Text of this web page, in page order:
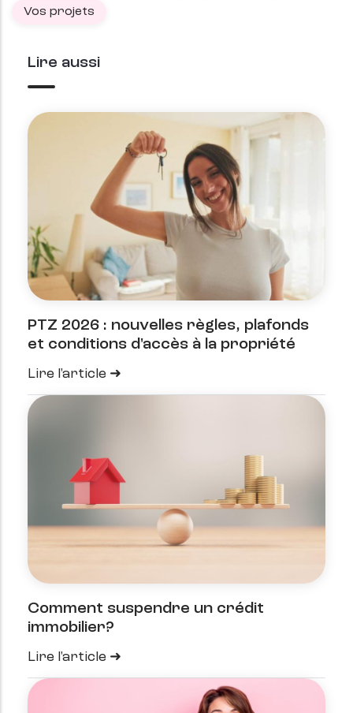
Vos projets
Lire aussi
PTZ 2026 : nouvelles règles, plafonds
et conditions d'accès à la propriété
Lire l'article
Comment suspendre un crédit
immobilier?
Lire l'article